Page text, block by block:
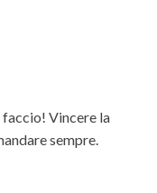
faccio! Vincere la
sempre.